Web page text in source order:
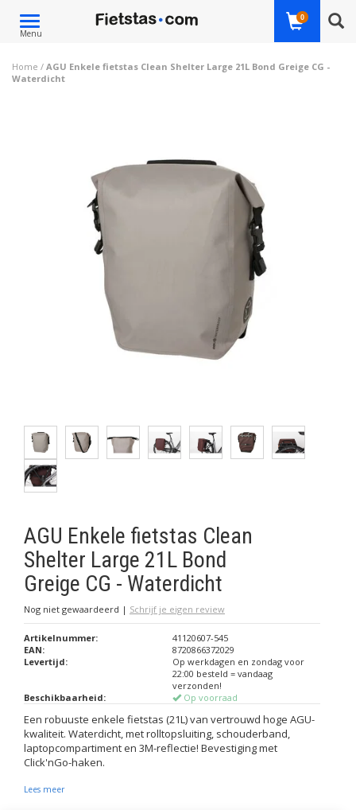
Toggle
navigation
Menu
0
Home / AGU Enkele fietstas Clean Shelter Large 21L Bond Greige CG -
Waterdicht
AGU Enkele fietstas Clean
Shelter Large 21L Bond
Greige CG - Waterdicht
Nog niet gewaardeerd | Schrijf je eigen review
Artikelnummer:
41120607-545
EAN:
8720866372029
Levertijd:
Op werkdagen en zondag voor
22:00 besteld = vandaag
verzonden!
Beschikbaarheid:
Op voorraad
Een robuuste enkele fietstas (21L) van vertrouwd hoge AGU-
kwaliteit. Waterdicht, met rolltopsluiting, schouderband,
laptopcompartiment en 3M-reflectie! Bevestiging met
Click'nGo-haken.
Lees meer